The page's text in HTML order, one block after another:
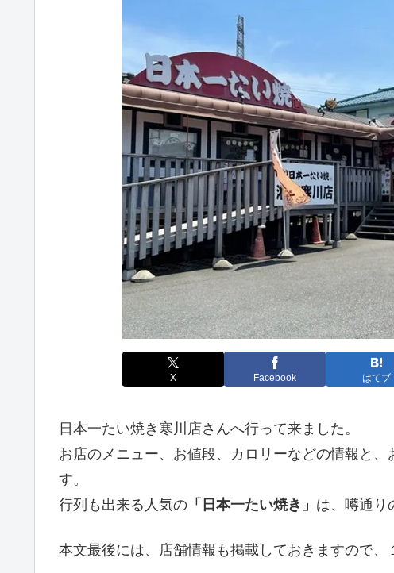
X Facebook はてブ
日本一たい焼き寒川店さんへ行って来ました。
お店のメニュー、お値段、カロリーなどの情報と
す。
行列も出来る人気の 「日本一たい焼き」 は、噂通り
本文最後には、店舗情報も掲載しておきますので